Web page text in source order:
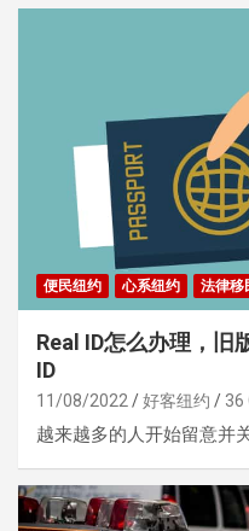
便民纽约 心系纽约 法律移
Real ID怎么办理，旧
ID
11/08/2022 好客纽约 36
越来越多的人开始留意并